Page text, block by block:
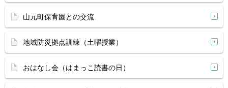
山元町保育園との交流
地域防災拠点訓練（土曜授業）
おはなし会（はまっこ読書の日）